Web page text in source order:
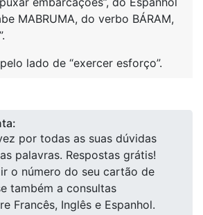
MABRUMA, do verbo BÁRAM,
lado de “exercer esforço”.
por todas as suas dúvidas
palavras. Respostas grátis!
o número do seu cartão de
também a consultas
Francês, Inglês e Espanhol.